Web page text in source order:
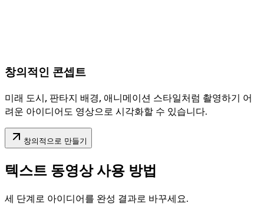
창의적인 콘셉트
미래 도시, 판타지 배경, 애니메이션 스타일처럼 촬영하기 어
려운 아이디어도 영상으로 시각화할 수 있습니다.
창의적으로 만들기
텍스트 동영상 사용 방법
세 단계로 아이디어를 완성 결과로 바꾸세요.